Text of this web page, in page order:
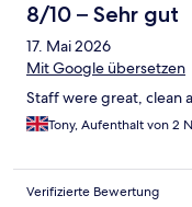
8/10 – Sehr gut
17. Mai 2026
Mit Google übersetzen
Staff were great, clean
Tony, Aufenthalt von 2
Verifizierte Bewertung